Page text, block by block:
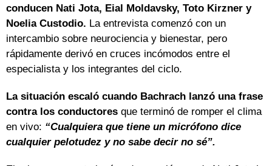
conducen Nati Jota, Eial Moldavsky, Toto Kirzner y
Noelia Custodio. La entrevista comenzó con un
intercambio sobre neurociencia y bienestar, pero
rápidamente derivó en cruces incómodos entre el
especialista y los integrantes del ciclo.
La situación escaló cuando Bachrach lanzó una frase
contra los conductores que terminó de romper el clima
en vivo: “Cualquiera que tiene un micrófono dice
cualquier pelotudez y no sabe decir no sé”.